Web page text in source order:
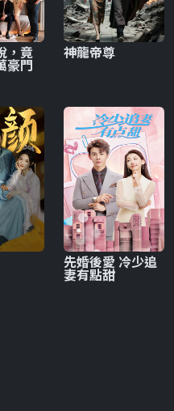
，竟
豪門
神龍帝尊
先婚後愛 冷少追
妻有點甜